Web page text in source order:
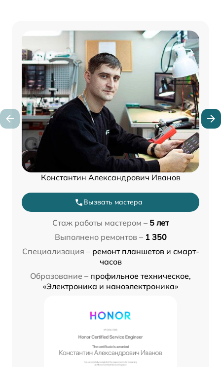
Константин Александрович Иванов
Вызвать мастера
Стаж работы мастером – 5 лет
Выполнено ремонтов – 1 350
Специализация – ремонт планшетов и смарт-
часов
Образование – профильное техническое,
«Электроника и наноэлектроника»